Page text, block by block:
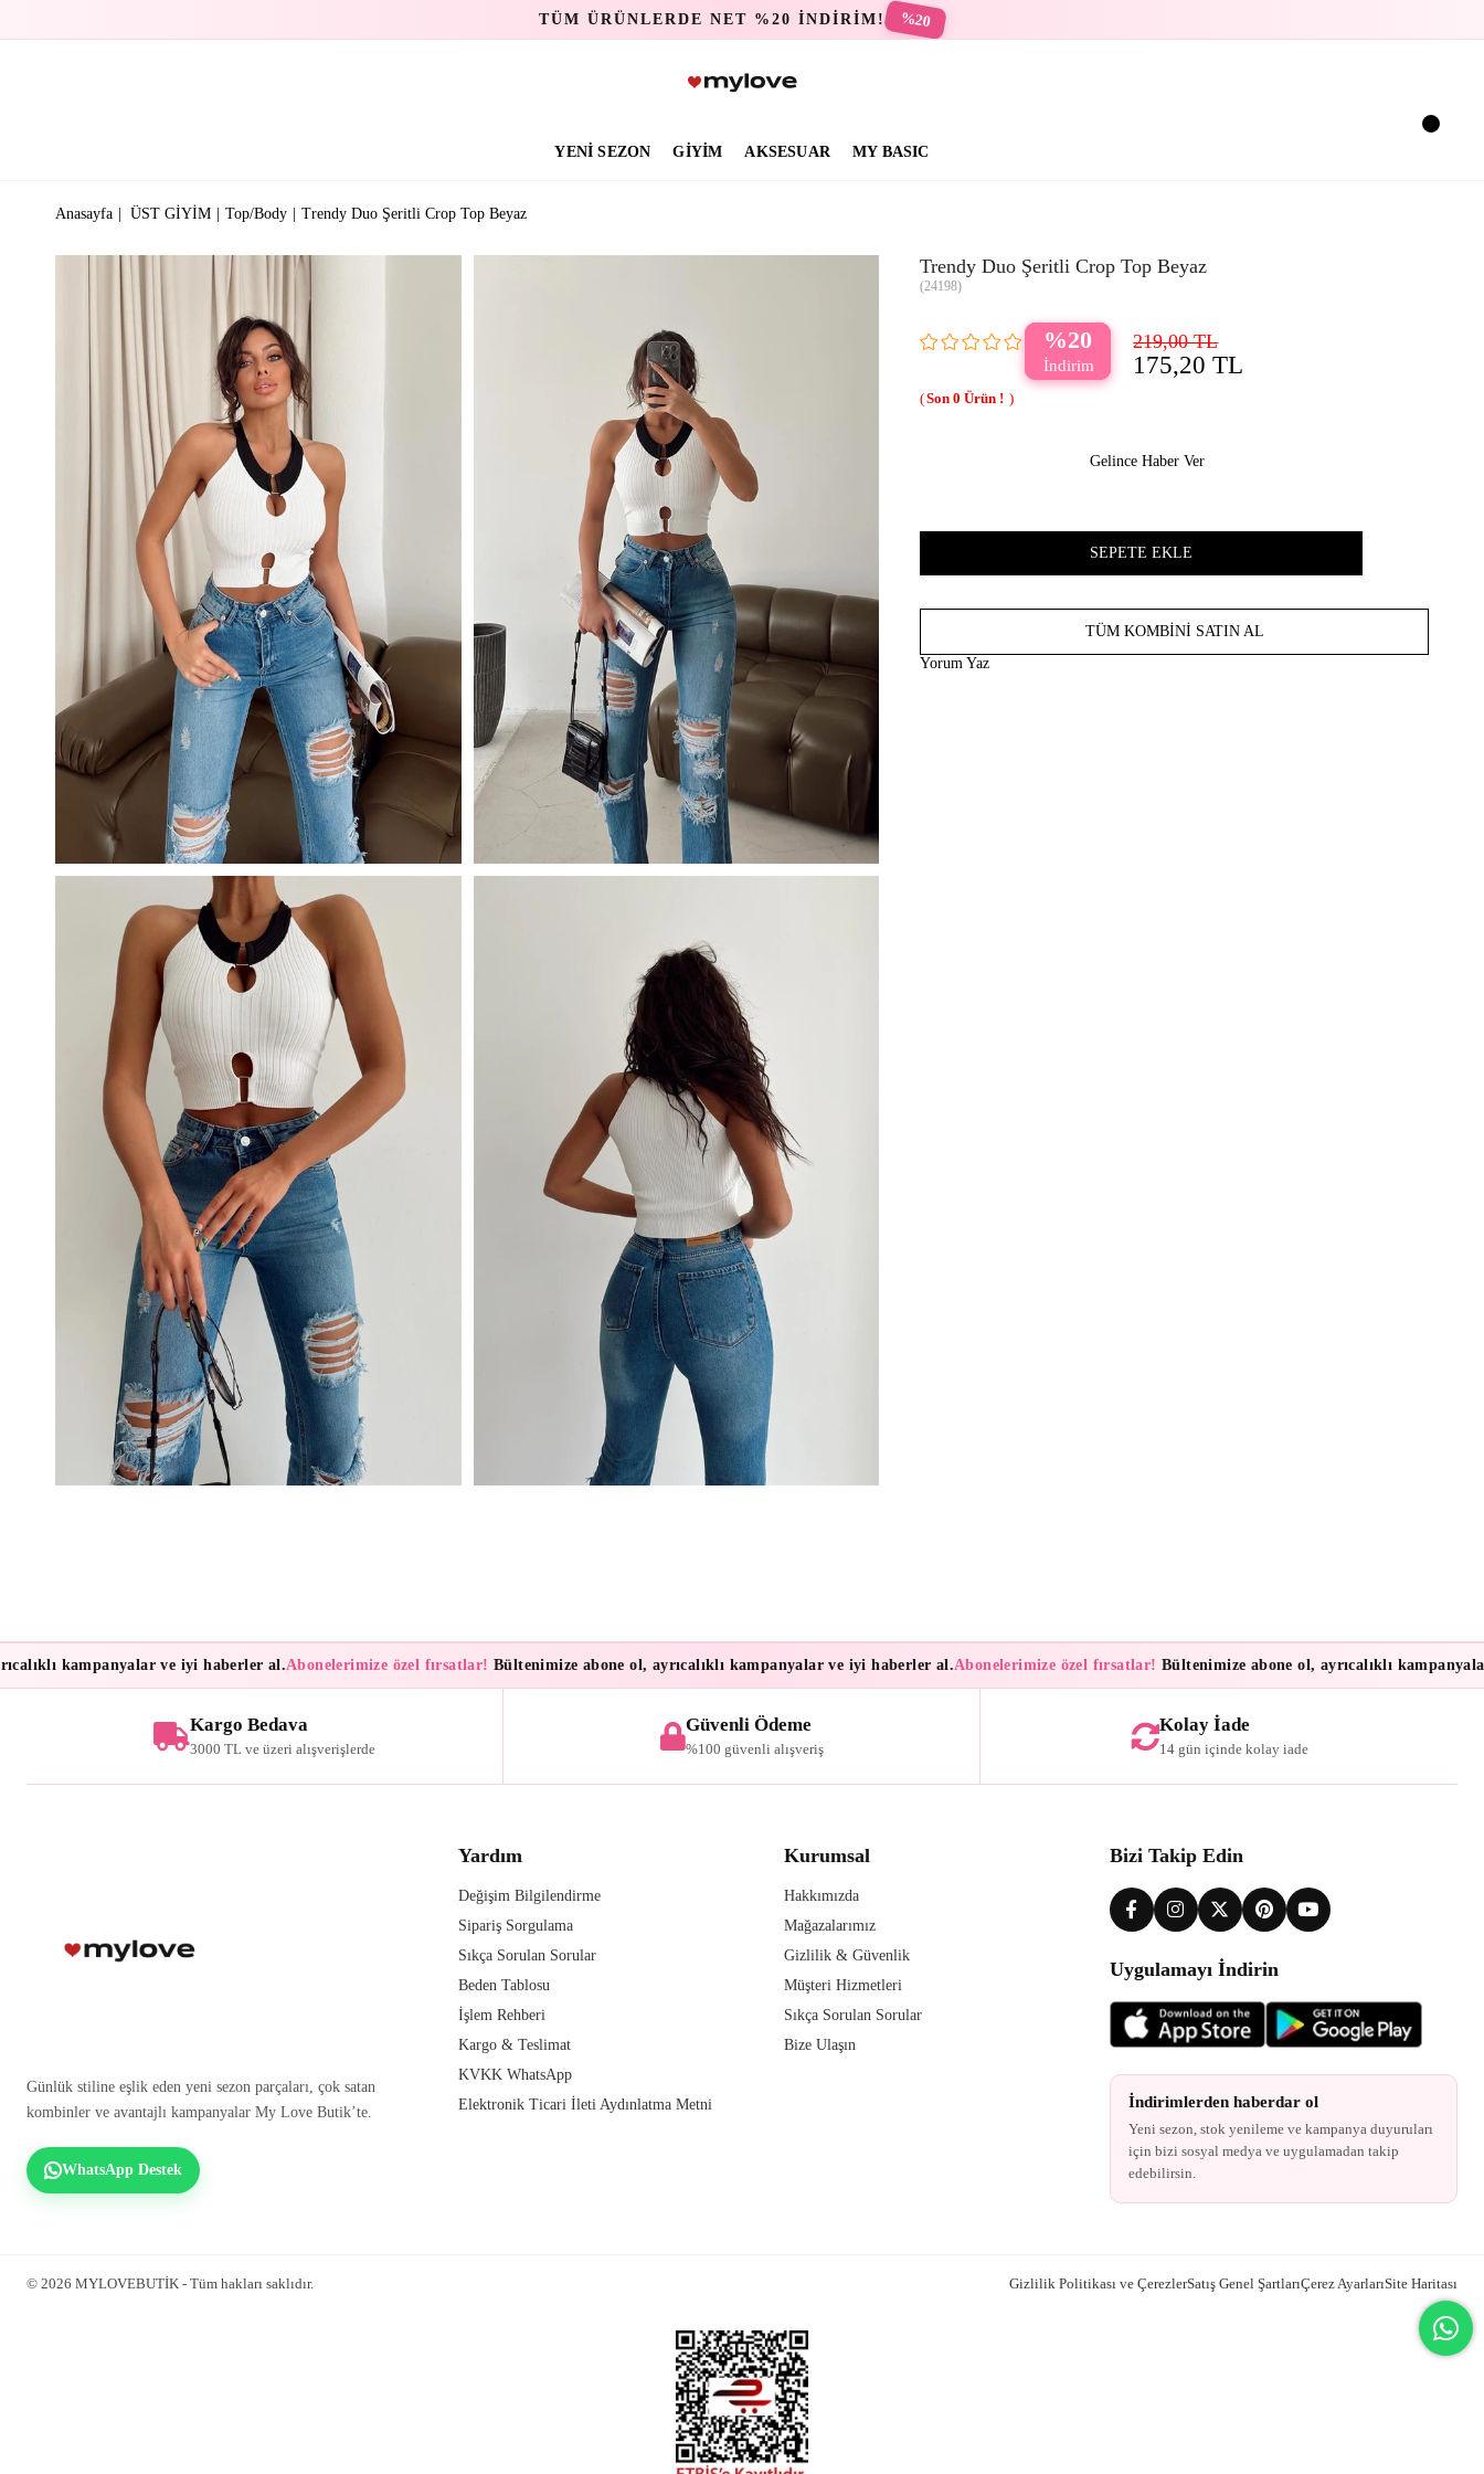
TÜM ÜRÜNLERDE NET %20 İNDİRİM! %20
YENİ SEZON GİYİM AKSESUAR MY BASIC
Anasayfa ÜST GİYİM Top/Body Trendy Duo Şeritli Crop Top Beyaz
Trendy Duo Şeritli Crop Top Beyaz
(24198)
20 219,00 TL
175,20 TL
0
Gelince Haber Ver
TÜM KOMBINI SATIN AL
Yorum Yaz
kampanyalar ve iyi haberler al.Abonelerimize özel fırsatlar!Bültenimize abone ol, ayrıcalıklı kampanyalar ve iyi haberler al.Abonelerimize özel fırsatlar!Bültenimize abone ol, ayrıcalıklı kampanyalar
Kargo Bedava
3000 TL ve üzeri alışverişlerde
Güvenli Ödeme
%100 güvenli alışveriş
Kolay İade
14 gün içinde kolay iade
Günlük stiline eşlik eden yeni sezon parçaları, çok satan
kombinler ve avantajlı kampanyalar My Love Butik’te.
WhatsApp Destek
Yardım
Değişim Bilgilendirme
Sipariş Sorgulama
Sıkça Sorulan Sorular
Beden Tablosu
İşlem Rehberi
Kargo & Teslimat
KVKK WhatsApp
Elektronik Ticari İleti Aydınlatma Metni
Kurumsal
Hakkımızda
Mağazalarımız
Gizlilik & Güvenlik
Müşteri Hizmetleri
Sıkça Sorulan Sorular
Bize Ulaşın
Bizi Takip Edin
Uygulamayı İndirin
İndirimlerden haberdar ol
Yeni sezon, stok yenileme ve kampanya duyuruları
için bizi sosyal medya ve uygulamadan takip
edebilirsin.
© 2026 MYLOVEBUTİK - Tüm hakları saklıdır. Gizlilik Politikası ve ÇerezlerSatış Genel ŞartlarıÇerez AyarlarıSite Haritası